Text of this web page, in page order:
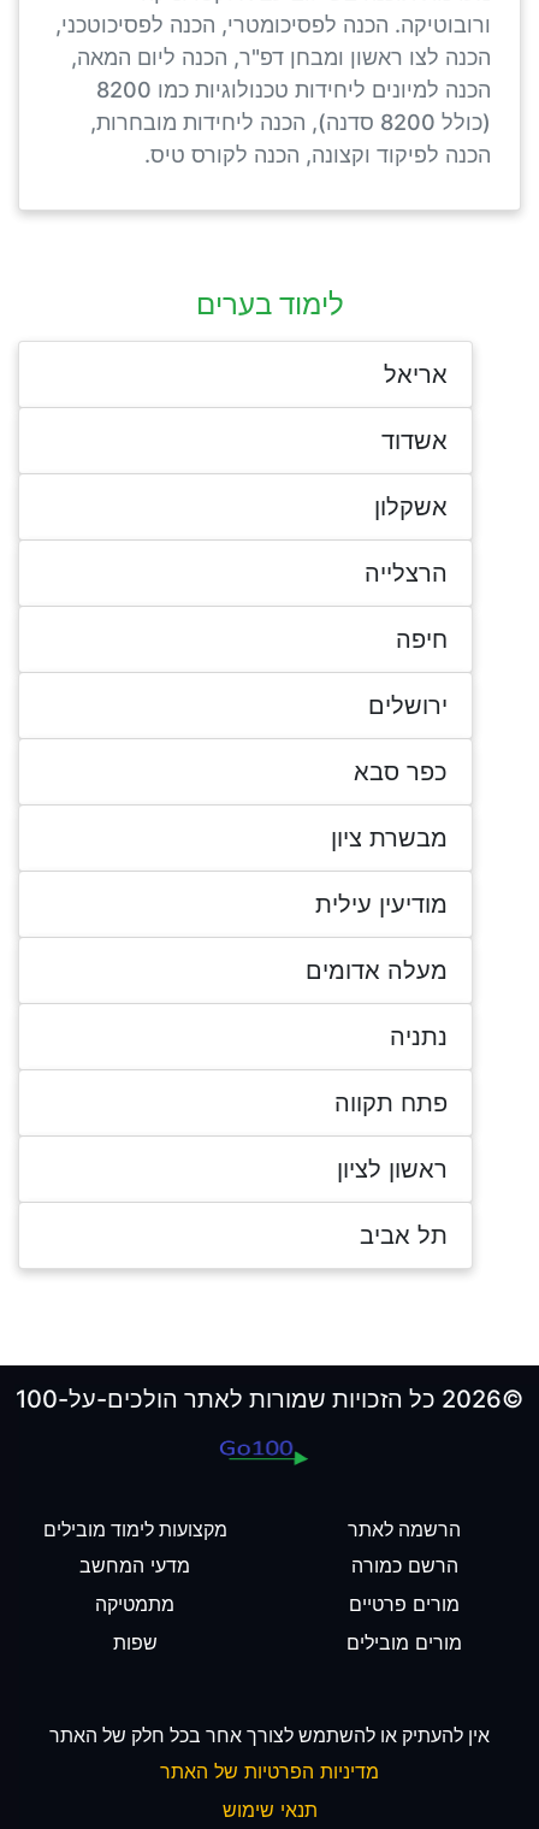
ורובוטיקה. הכנה לפסיכומטרי, הכנה לפסיכוטכני,
הכנה לצו ראשון ומבחן דפ"ר, הכנה ליום המאה,
הכנה למיונים ליחידות טכנולוגיות כמו 8200
(כולל 8200 סדנה), הכנה ליחידות מובחרות,
הכנה לפיקוד וקצונה, הכנה לקורס טיס.
לימוד בערים
אריאל
אשדוד
אשקלון
הרצלייה
חיפה
ירושלים
כפר סבא
מבשרת ציון
מודיעין עילית
מעלה אדומים
נתניה
פתח תקווה
ראשון לציון
תל אביב
©2026 כל הזכויות שמורות לאתר הולכים-על-100
הרשמה לאתר
הרשם כמורה
מורים פרטיים
מורים מובילים
מקצועות לימוד מובילים
מדעי המחשב
מתמטיקה
שפות
אין להעתיק או להשתמש לצורך אחר בכל חלק של האתר
מדיניות הפרטיות של האתר
תנאי שימוש